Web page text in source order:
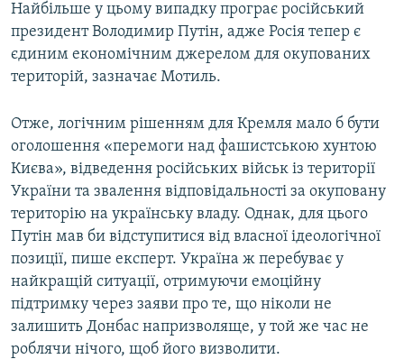
Найбільше у цьому випадку програє російський
президент Володимир Путін, адже Росія тепер є
єдиним економічним джерелом для окупованих
територій, зазначає Мотиль.
Отже, логічним рішенням для Кремля мало б бути
оголошення «перемоги над фашистською хунтою
Києва», відведення російських військ із території
України та звалення відповідальності за окуповану
територію на українську владу. Однак, для цього
Путін мав би відступитися від власної ідеологічної
позиції, пише експерт. Україна ж перебуває у
найкращій ситуації, отримуючи емоційну
підтримку через заяви про те, що ніколи не
залишить Донбас напризволяще, у той же час не
роблячи нічого, щоб його визволити.